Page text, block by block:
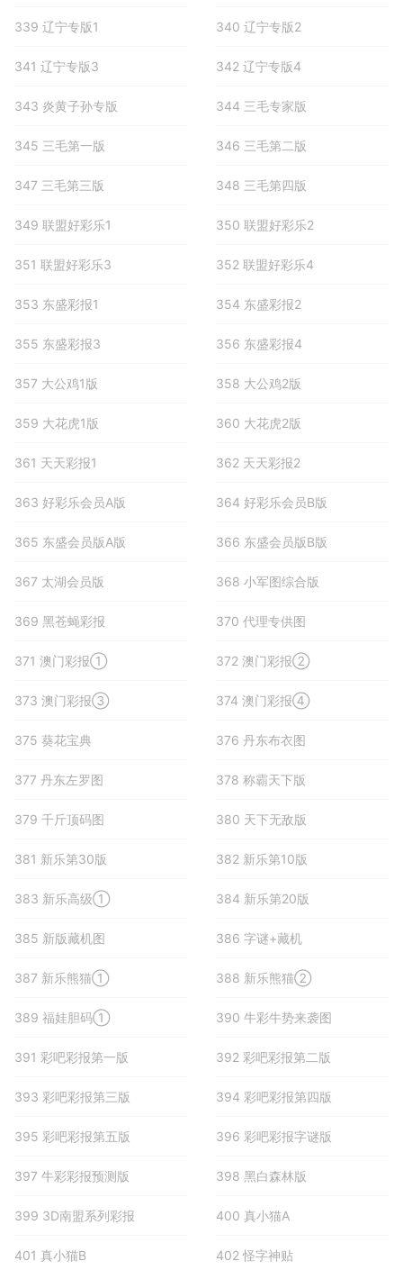
339 辽宁专版1 340 辽宁专版2
341 辽宁专版3 342 辽宁专版4
343 炎黄子孙专版 344 三毛专家版
345 三毛第一版 346 三毛第二版
347 三毛第三版 348 三毛第四版
349 联盟好彩乐1 350 联盟好彩乐2
351 联盟好彩乐3 352 联盟好彩乐4
353 东盛彩报1 354 东盛彩报2
355 东盛彩报3 356 东盛彩报4
357 大公鸡1版 358 大公鸡2版
359 大花虎1版 360 大花虎2版
361 天天彩报1 362 天天彩报2
363 好彩乐会员A版 364 好彩乐会员B版
365 东盛会员版A版 366 东盛会员版B版
367 太湖会员版 368 小军图综合版
369 黑苍蝇彩报 370 代理专供图
371 澳门彩报① 372 澳门彩报②
373 澳门彩报③ 374 澳门彩报④
375 葵花宝典 376 丹东布衣图
377 丹东左罗图 378 称霸天下版
379 千斤顶码图 380 天下无敌版
381 新乐第30版 382 新乐第10版
383 新乐高级① 384 新乐第20版
385 新版藏机图 386 字谜+藏机
387 新乐熊猫① 388 新乐熊猫②
389 福娃胆码① 390 牛彩牛势来袭图
391 彩吧彩报第一版 392 彩吧彩报第二版
393 彩吧彩报第三版 394 彩吧彩报第四版
395 彩吧彩报第五版 396 彩吧彩报字谜版
397 牛彩彩报预测版 398 黑白森林版
399 3D南盟系列彩报 400 真小猫A
401 真小猫B 402 怪字神贴